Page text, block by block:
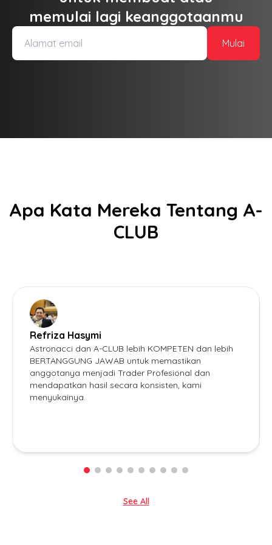
memulai lagi keanggotaanmu
Mulai
Apa Kata Mereka Tentang A-
CLUB
Refriza Hasymi
Astronacci dan A-CLUB lebih KOMPETEN dan lebih
BERTANGGUNG JAWAB untuk memastikan
anggotanya menjadi Trader Profesional dan
mendapatkan hasil secara konsisten, kami
menyukainya.
See All